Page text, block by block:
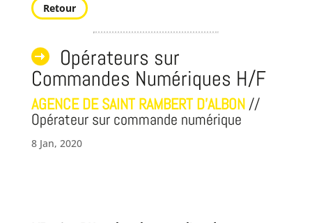
Retour
Opérateurs sur
Commandes Numériques H/F
AGENCE DE SAINT RAMBERT D'ALBON//
Opérateur sur commande numérique
8 Jan, 2020